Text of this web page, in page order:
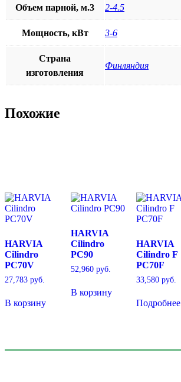
Объем парной, м.3 2-4.5
Мощность, кВт 3-6
Страна
изготовления
Финляндия
Похожие
HARVIA
Cilindro
PC70V
27,783 руб.
В корзину
HARVIA
Cilindro
PC90
52,960руб.
В корзину
HARVIA
Cilindro F
PC70F
33,580 руб.
Подробнее